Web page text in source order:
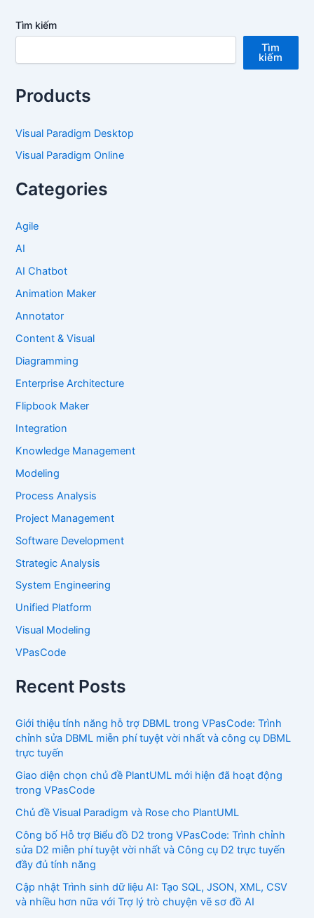
Tìm kiếm
Tìm
kiếm
Products
Visual Paradigm Desktop
Visual Paradigm Online
Categories
Agile
AI
AI Chatbot
Animation Maker
Annotator
Content & Visual
Diagramming
Enterprise Architecture
Flipbook Maker
Integration
Knowledge Management
Modeling
Process Analysis
Project Management
Software Development
Strategic Analysis
System Engineering
Unified Platform
Visual Modeling
VPasCode
Recent Posts
Giới thiệu tính năng hỗ trợ DBML trong VPasCode: Trình
chỉnh sửa DBML miễn phí tuyệt vời nhất và công cụ DBML
trực tuyến
Giao diện chọn chủ đề PlantUML mới hiện đã hoạt động
trong VPasCode
Chủ đề Visual Paradigm và Rose cho PlantUML
Công bố Hỗ trợ Biểu đồ D2 trong VPasCode: Trình chỉnh
sửa D2 miễn phí tuyệt vời nhất và Công cụ D2 trực tuyến
đầy đủ tính năng
Cập nhật Trình sinh dữ liệu AI: Tạo SQL, JSON, XML, CSV
và nhiều hơn nữa với Trợ lý trò chuyện vẽ sơ đồ AI